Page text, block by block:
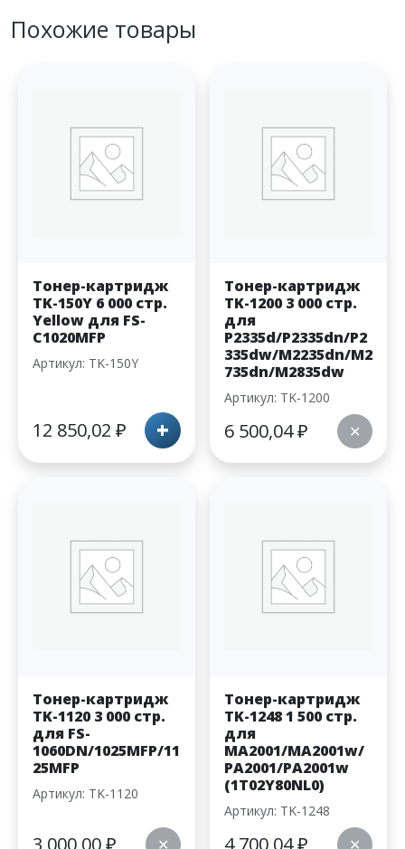
Похожие товары
Тонер-картридж
TK-150Y 6 000 стр.
Yellow для FS-
C1020MFP
Артикул: TK-150Y
12 850,02 ₽ +
Тонер-картридж
TK-1200 3 000 стр.
для
P2335d/P2335dn/P2
335dw/M2235dn/M2
735dn/M2835dw
Артикул: TK-1200
6 500,04₽ ✕
Тонер-картридж
TK-1120 3 000 стр.
для FS-
1060DN/1025MFP/11
25MFP
Артикул: TK-1120
✕
Тонер-картридж
TK-1248 1 500 стр.
для
MA2001/MA2001w/
PA2001/PA2001w
(1T02Y80NL0)
Артикул: TK-1248
✕